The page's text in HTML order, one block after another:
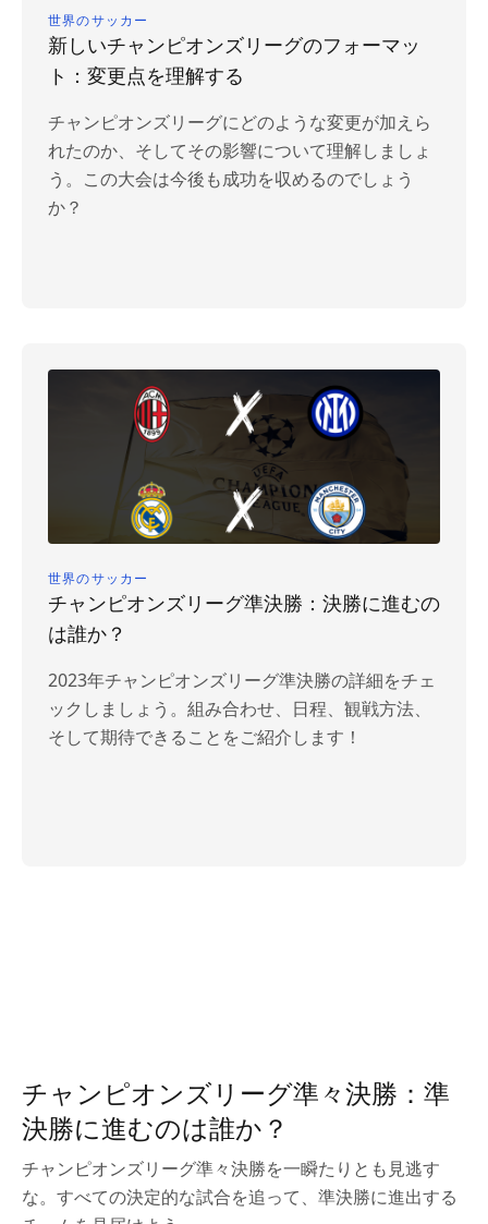
世界のサッカー
新しいチャンピオンズリーグのフォーマッ
ト：変更点を理解する
チャンピオンズリーグにどのような変更が加えら
れたのか、そしてその影響について理解しましょ
う。この大会は今後も成功を収めるのでしょう
か？
世界のサッカー
チャンピオンズリーグ準決勝：決勝に進むの
は誰か？
2023年チャンピオンズリーグ準決勝の詳細をチェ
ックしましょう。組み合わせ、日程、観戦方法、
そして期待できることをご紹介します！
チャンピオンズリーグ準々決勝：準
決勝に進むのは誰か？
チャンピオンズリーグ準々決勝を一瞬たりとも見逃す
な。すべての決定的な試合を追って、準決勝に進出する